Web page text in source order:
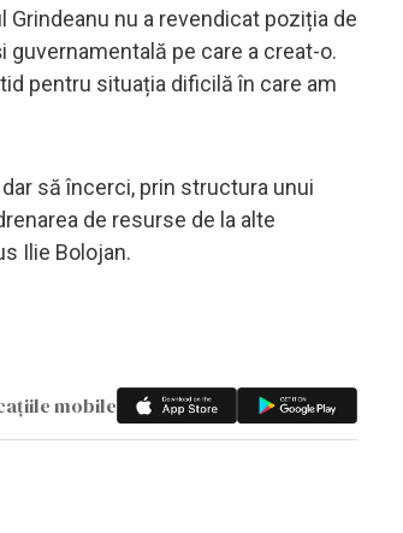
nu a revendicat poziția de
guvernamentală pe care a creat-o.
pentru situația dificilă în care am
să încerci, prin structura unui
de resurse de la alte
Ilie Bolojan.
mobile